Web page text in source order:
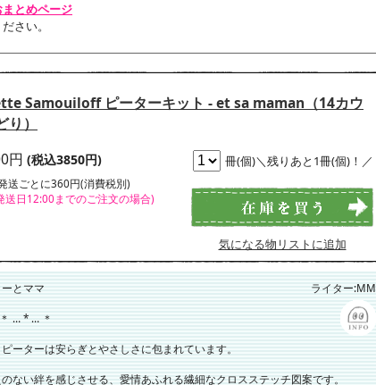
とめページ
さい。
Samouiloff ピーターキット - et sa maman（14カウ
）
円 (税込3850円)
送ごとに360円(消費税別)
送日12:00までのご注文の場合)
冊(個)＼残りあと1冊(個)！／
気になる物リストに追加
ライター:MM
とママ
… * … ＊
ーターは安らぎとやさしさに包まれています。
ない絆を感じさせる、愛情あふれる繊細なクロスステッチ図案です。